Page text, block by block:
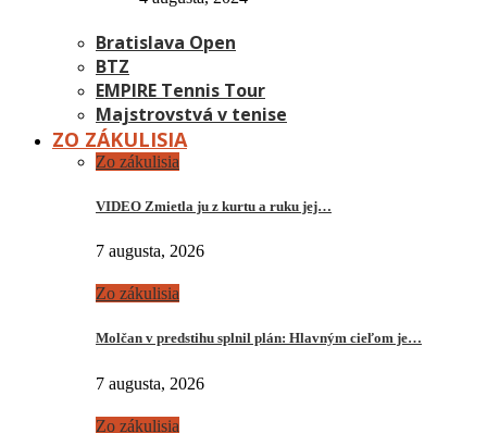
Bratislava Open
BTZ
EMPIRE Tennis Tour
Majstrovstvá v tenise
ZO ZÁKULISIA
Zo zákulisia
VIDEO Zmietla ju z kurtu a ruku jej…
7 augusta, 2026
Zo zákulisia
Molčan v predstihu splnil plán: Hlavným cieľom je…
7 augusta, 2026
Zo zákulisia